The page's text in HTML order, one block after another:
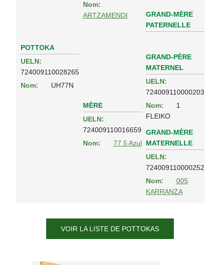
POTTOKA
UELN:
724009110028265
Nom:
UH77N
Nom:
ARTZAMENDI
GRAND-MÈRE
PATERNELLE
MÈRE
UELN:
724009110016659
Nom:
77 5 Azul
GRAND-PÈRE
MATERNEL
UELN:
724009110000203
Nom:
1
FLEIKO
GRAND-MÈRE
MATERNELLE
UELN:
724009110000252
Nom:
005
KARRANZA
VOIR LA LISTE DE POTTOKAS